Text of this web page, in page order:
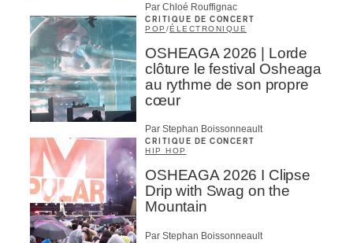
Par Chloé Rouffignac
CRITIQUE DE CONCERT
POP /ÉLECTRONIQUE
OSHEAGA 2026 | Lorde
clôture le festival Osheaga
au rythme de son propre
cœur
Par Stephan Boissonneault
CRITIQUE DE CONCERT
HIP HOP
OSHEAGA 2026 I Clipse
Drip with Swag on the
Mountain
Par Stephan Boissonneault